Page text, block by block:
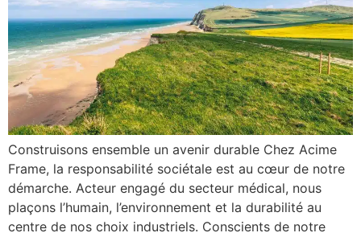
Construisons ensemble un avenir durable Chez Acime
Frame, la responsabilité sociétale est au cœur de notre
démarche. Acteur engagé du secteur médical, nous
plaçons l’humain, l’environnement et la durabilité au
centre de nos choix industriels. Conscients de notre